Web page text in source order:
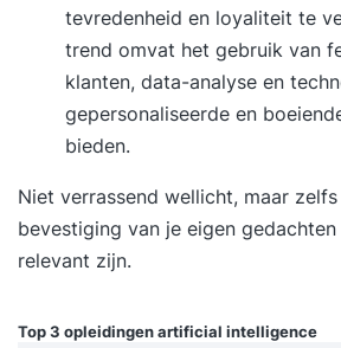
tevredenheid en loyaliteit te
trend omvat het gebruik van
klanten, data-analyse en
gepersonaliseerde en
bieden.
Niet verrassend wellicht, maar
bevestiging van je eigen
relevant zijn.
Top 3 opleidingenartificial intelligence